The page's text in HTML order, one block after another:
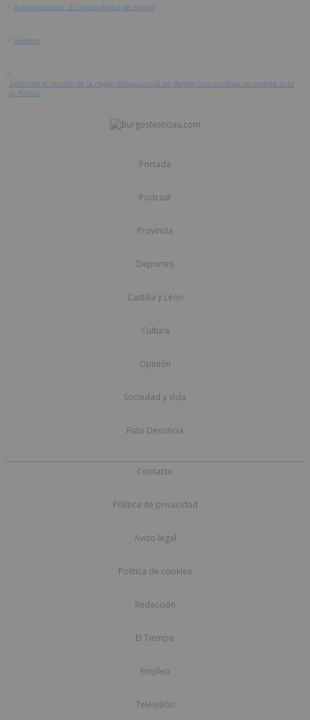
> BurgosNoticias - El diario digital de Burgos
> Sucesos
>
Detenido el marido de la mujer desaparecida en Burgos tras confesar su muerte ante
la Policía
Portada
Podcast
Provincia
Deportes
Castilla y León
Cultura
Opinión
Sociedad y Vida
Foto Denuncia
Contacto
Política de privacidad
Aviso legal
Política de cookies
Redacción
El Tiempo
Empleo
Televisión